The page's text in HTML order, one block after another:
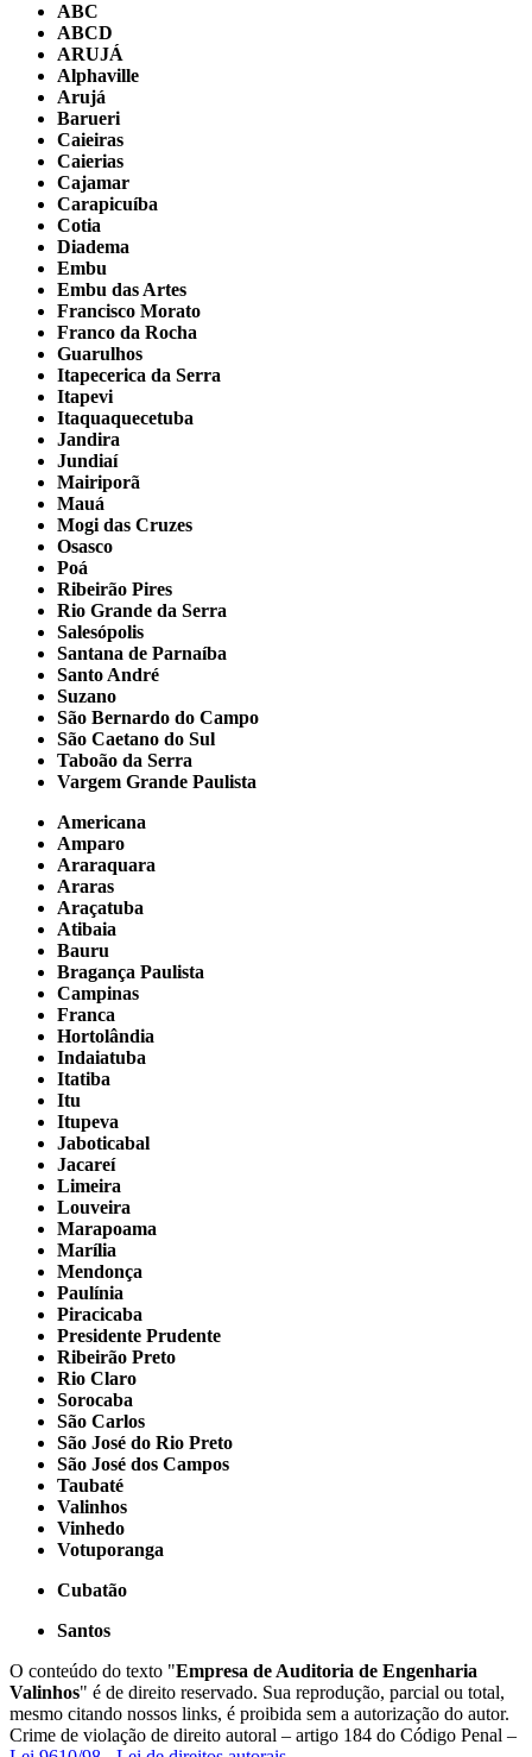
ABC
ABCD
ARUJÁ
Alphaville
Arujá
Barueri
Caieiras
Caierias
Cajamar
Carapicuíba
Cotia
Diadema
Embu
Embu das Artes
Francisco Morato
Franco da Rocha
Guarulhos
Itapecerica da Serra
Itapevi
Itaquaquecetuba
Jandira
Jundiaí
Mairiporã
Mauá
Mogi das Cruzes
Osasco
Poá
Ribeirão Pires
Rio Grande da Serra
Salesópolis
Santana de Parnaíba
Santo André
Suzano
São Bernardo do Campo
São Caetano do Sul
Taboão da Serra
Vargem Grande Paulista
Americana
Amparo
Araraquara
Araras
Araçatuba
Atibaia
Bauru
Bragança Paulista
Campinas
Franca
Hortolândia
Indaiatuba
Itatiba
Itu
Itupeva
Jaboticabal
Jacareí
Limeira
Louveira
Marapoama
Marília
Mendonça
Paulínia
Piracicaba
Presidente Prudente
Ribeirão Preto
Rio Claro
Sorocaba
São Carlos
São José do Rio Preto
São José dos Campos
Taubaté
Valinhos
Vinhedo
Votuporanga
Cubatão
Santos
O conteúdo do texto "Empresa de Auditoria de Engenharia
Valinhos" é de direito reservado. Sua reprodução, parcial ou total,
mesmo citando nossos links, é proibida sem a autorização do autor.
Crime de violação de direito autoral – artigo 184 do Código Penal –